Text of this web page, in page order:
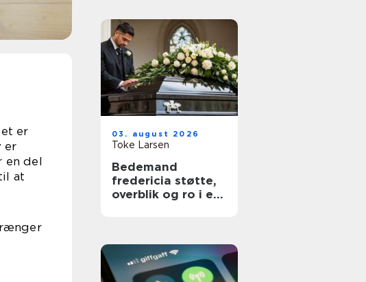
er
er
del
at
03. august 2026
Toke Larsen
Bedemand
fredericia støtte,
overblik og ro i en